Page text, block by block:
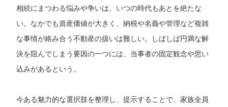
相続にまつわる悩みや争いは、いつの時代もあとを絶たな
い。なかでも資産価値が大きく、納税や名義や管理など複雑
な事情が絡み合う不動産の扱いは難しい。しばしば円満な解
決を阻んでしまう要因の一つには、当事者の固定観念や思い
込みがあるという。
今ある魅力的な選択肢を整理し、提示することで、家族全員